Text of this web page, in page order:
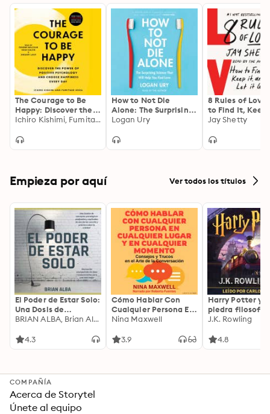
The Courage to Be
Happy: Discover the
Power of Positive
Choose Happiness
Ichiro Kishimi, Fumitake Koga
How to Not Die
Alone: The Surprising
Science That Will
Logan Ury
8 Rules of
to Find It, Keep
and Let It Go
Jay Shetty
Empieza por aquí Ver todos los títulos
El Poder de Estar Solo:
Una Dosis de
Motivación
Ideas Revolucionarias
BRIAN ALBA, Brian Alba
4.3
Cómo Hablar Con
Cualquier Persona En
Cualquier Lugar Y En
Nina Maxwell
3.9
Harry Potter y
piedra filosofal
J.K. Rowling
4.8
COMPAÑÍA
Acerca de Storytel
Únete al equipo